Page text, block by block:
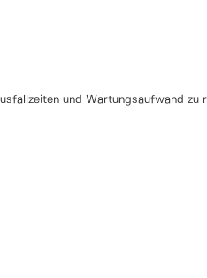
und Wartungsaufwand zu